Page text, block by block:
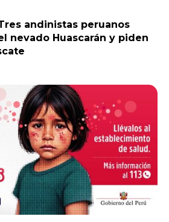
andinistas peruanos
nevado Huascarán y piden